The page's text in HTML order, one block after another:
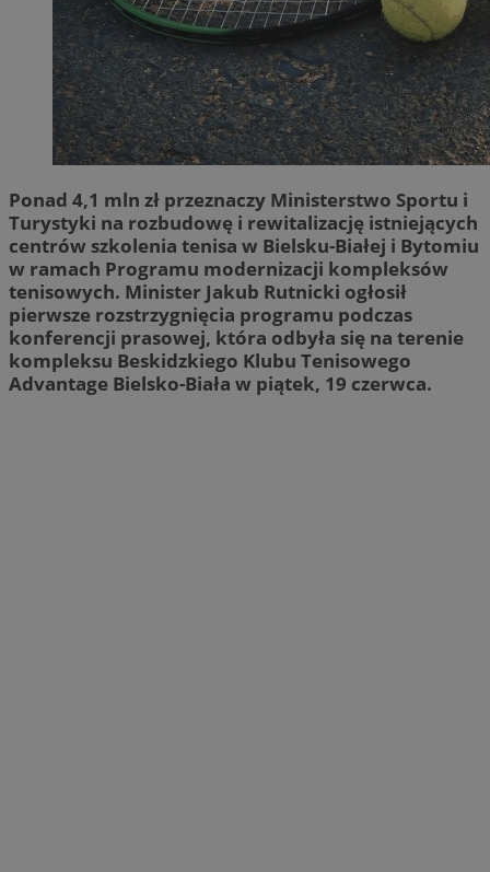
Ponad 4,1 mln zł przeznaczy Ministerstwo Sportu i
Turystyki na rozbudowę i rewitalizację istniejących
centrów szkolenia tenisa w Bielsku-Białej i Bytomiu
w ramach Programu modernizacji kompleksów
tenisowych. Minister Jakub Rutnicki ogłosił
pierwsze rozstrzygnięcia programu podczas
konferencji prasowej, która odbyła się na terenie
kompleksu Beskidzkiego Klubu Tenisowego
Advantage Bielsko-Biała w piątek, 19 czerwca.